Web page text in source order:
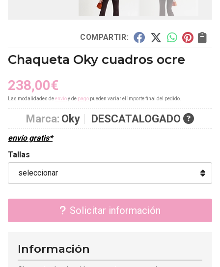
COMPARTIR:
Chaqueta Oky cuadros ocre
238,00€
Las modalidades deenvíoy de pago pueden variar el importe final del pedido.
Marca: Oky DESCATALOGADO
envío gratis*
Tallas
Solicitar información
Información